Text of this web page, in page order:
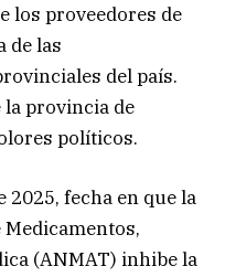
los proveedores de
de las
del país.
la provincia de
políticos.
2025, fecha en que la
(ANMAT) inhibe la